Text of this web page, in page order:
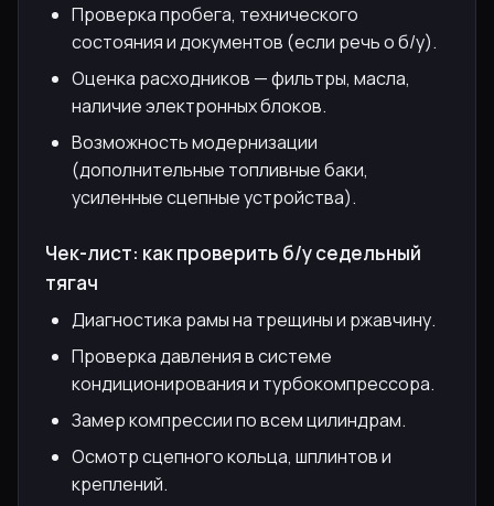
Проверка пробега, технического
состояния и документов (если речь о б/у).
Оценка расходников — фильтры, масла,
наличие электронных блоков.
Возможность модернизации
(дополнительные топливные баки,
усиленные сцепные устройства).
Чек-лист: как проверить б/у седельный
тягач
Диагностика рамы на трещины и ржавчину.
Проверка давления в системе
кондиционирования и турбокомпрессора.
Замер компрессии по всем цилиндрам.
Осмотр сцепного кольца, шплинтов и
креплений.